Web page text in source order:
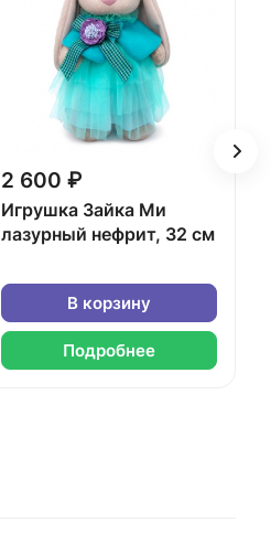
2 600 ₽
Игрушка Зайка Ми
лазурный нефрит, 32 см
В корзину
Подробнее